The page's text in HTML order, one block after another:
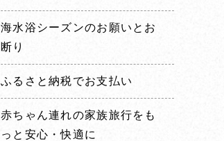
海水浴シーズンのお願いとお
断り
ふるさと納税でお支払い
赤ちゃん連れの家族旅行をも
っと安心・快適に